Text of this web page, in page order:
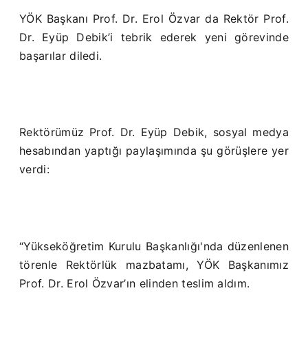
YÖK Başkanı Prof. Dr. Erol Özvar da Rektör Prof.
Dr. Eyüp Debik’i tebrik ederek yeni görevinde
başarılar diledi.
Rektörümüz Prof. Dr. Eyüp Debik, sosyal medya
hesabından yaptığı paylaşımında şu görüşlere yer
verdi:
“Yükseköğretim Kurulu Başkanlığı'nda düzenlenen
törenle Rektörlük mazbatamı, YÖK Başkanımız
Prof. Dr. Erol Özvar’ın elinden teslim aldım.